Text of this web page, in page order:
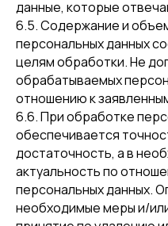
данные, которые
6.5. Содержание и
персональных данных
целям обработки. Не
обрабатываемых
отношению к
6.6. При обработке
обеспечивается
достаточность, а в
актуальность по
персональных данных.
необходимые меры и/